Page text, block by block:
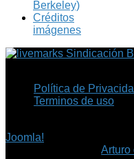
Berkeley)
Créditos
imágenes
Sindicación
Política de
Terminos de uso
Joomla!
©Arturo